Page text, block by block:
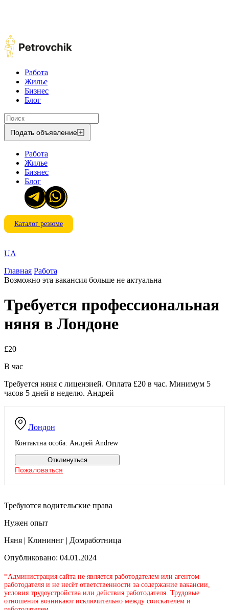
Работа
Жилье
Бизнес
Блог
Подать объявление
Работа
Жилье
Бизнес
Блог
Каталог резюме
UA
Главная Работа
Возможно эта вакансия больше не актуальна
Требуется профессиональная
няня в Лондоне
£20
В час
Лондон
Контактна особа: Андрей Andrew
Отклинуться
Пожаловаться
Требуется няня с лицензией. Оплата £20 в час. Минимум 5
часов 5 дней в неделю. Андрей
Требуются водительские права
Нужен опыт
Няня | Клининнг | Домработница
Опубликовано: 04.01.2024
*Администрация сайта не является работодателем или агентом
работодателя и не несёт ответственности за содержание вакансии,
условия трудоустройства или действия работодателя. Трудовые
отношения возникают исключительно между соискателем и